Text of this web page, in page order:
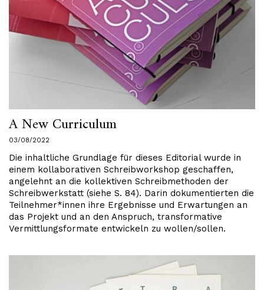
A New Curriculum
03/08/2022
Die inhaltliche Grundlage für dieses Editorial wurde in
einem kollaborativen Schreibworkshop geschaffen,
angelehnt an die kollektiven Schreibmethoden der
Schreibwerkstatt (siehe S. 84). Darin dokumentierten die
Teilnehmer*innen ihre Ergebnisse und Erwartungen an
das Projekt und an den Anspruch, transformative
Vermittlungsformate entwickeln zu wollen/sollen.